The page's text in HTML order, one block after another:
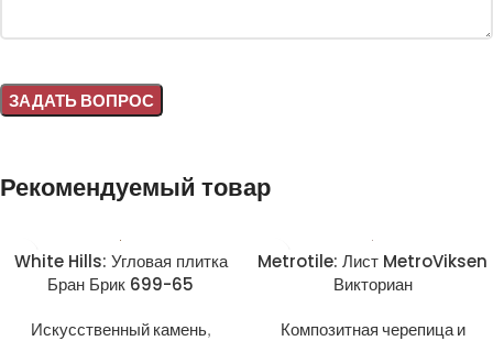
Рекомендуемый товар
White Hills: Угловая плитка
Бран Брик 699-65
Искусственный камень,
Metrotile: Лист MetroViksen
Викториан
Композитная черепица и